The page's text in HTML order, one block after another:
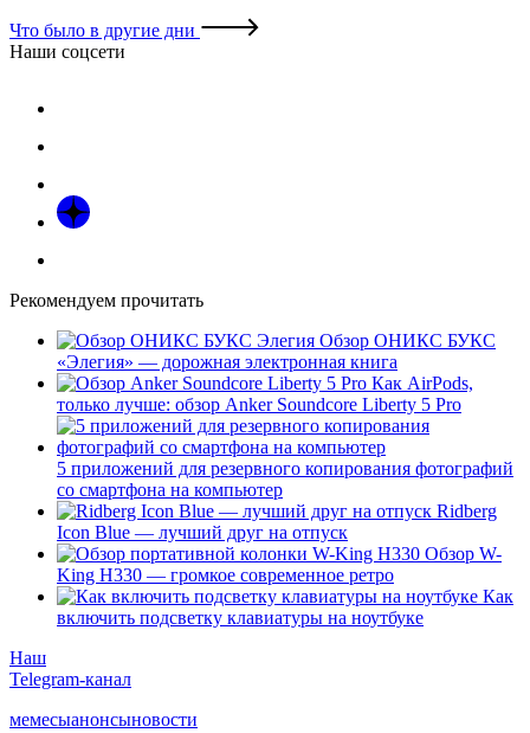
Что было в другие дни
Наши соцсети
Рекомендуем прочитать
Обзор ОНИКС БУКС
«Элегия» — дорожная электронная книга
Как AirPods,
только лучше: обзор Anker Soundcore Liberty 5 Pro
5 приложений для резервного копирования фотографий
со смартфона на компьютер
Ridberg
Icon Blue — лучший друг на отпуск
Обзор W-
King H330 — громкое современное ретро
Как
включить подсветку клавиатуры на ноутбуке
Наш
Telegram-канал
мемесыанонсыновости